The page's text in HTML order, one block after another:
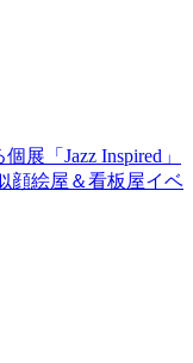
展「Jazz Inspired」
顔絵屋＆看板屋イベ